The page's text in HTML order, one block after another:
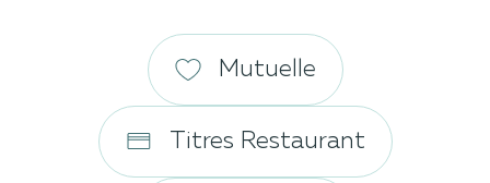
Mutuelle
Titres Restaurant